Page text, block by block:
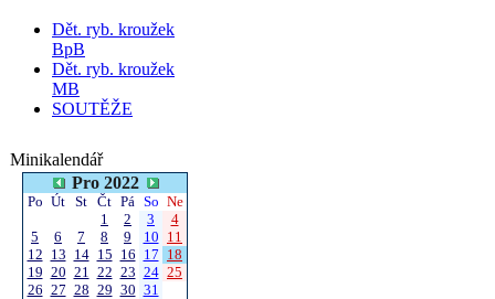
Dět. ryb. kroužek
BpB
Dět. ryb. kroužek
MB
SOUTĚŽE
Minikalendář
Pro 2022
Po Út St Čt Pá So Ne
1
2 3
4
5
6 7 8 9 10 11
12 13 14 15 16 17 18
19 20 21 22 23 24 25
26 27 28 29 30 31